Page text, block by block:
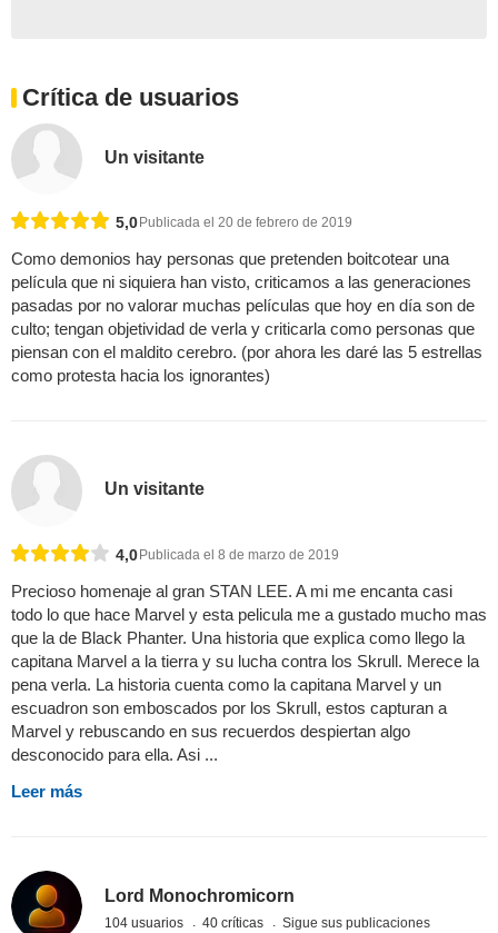
Crítica de usuarios
Un visitante
5,0 Publicada el 20 de febrero de 2019
Como demonios hay personas que pretenden boitcotear una
película que ni siquiera han visto, criticamos a las generaciones
pasadas por no valorar muchas películas que hoy en día son de
culto; tengan objetividad de verla y criticarla como personas que
piensan con el maldito cerebro. (por ahora les daré las 5 estrellas
como protesta hacia los ignorantes)
Un visitante
4,0Publicada el 8 de marzo de 2019
Precioso homenaje al gran STAN LEE. A mi me encanta casi
todo lo que hace Marvel y esta pelicula me a gustado mucho mas
que la de Black Phanter. Una historia que explica como llego la
capitana Marvel a la tierra y su lucha contra los Skrull. Merece la
pena verla. La historia cuenta como la capitana Marvel y un
escuadron son emboscados por los Skrull, estos capturan a
Marvel y rebuscando en sus recuerdos despiertan algo
desconocido para ella. Asi ...
Leer más
Lord Monochromicorn
104 usuarios 40 críticas Sigue sus publicaciones